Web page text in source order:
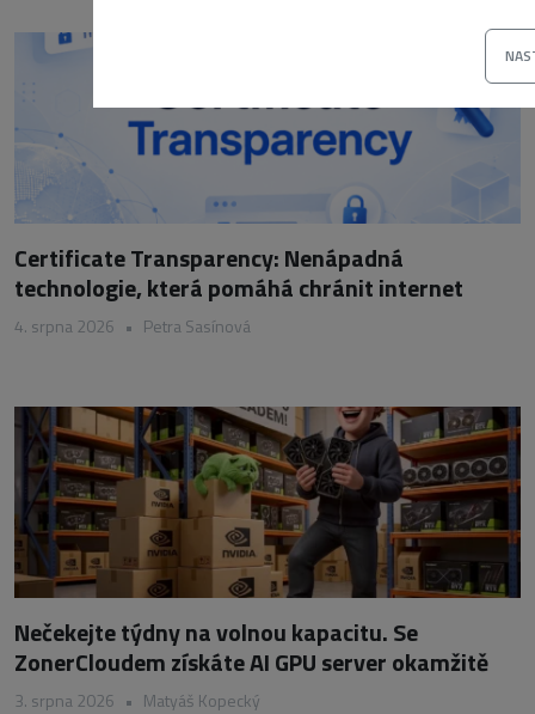
Certificate Transparency: Nenápadná
technologie, která pomáhá chránit internet
4. srpna 2026 • Petra Sasínová
Nečekejte týdny na volnou kapacitu. Se
ZonerCloudem získáte AI GPU server okamžitě
3. srpna 2026 • Matyáš Kopecký